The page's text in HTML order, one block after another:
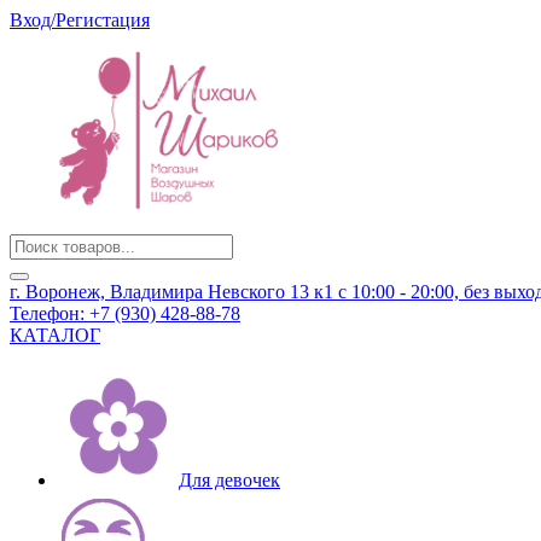
Вход/Регистация
Products
search
г. Воронеж, Владимира Невского 13 к1 с 10:00 - 20:00, без
Телефон: +7 (930) 428-88-78
КАТАЛОГ
Для девочек